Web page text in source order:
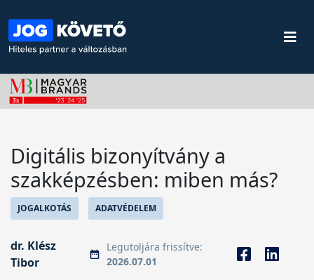
Digitális bizonyítvány a
szakképzésben: miben más?
JOGALKOTÁS ADATVÉDELEM
dr. Klész
Tibor
Legutoljára frissítve:
2026.07.01